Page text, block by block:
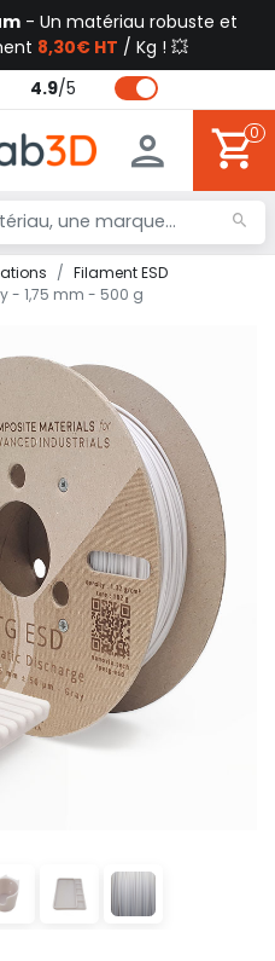
- Un matériau robuste et
8,30€ HT / Kg ! 💥
4.9/5
0
Filament ESD
- 1,75 mm - 500 g